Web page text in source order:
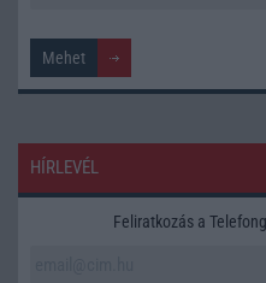
HÍRLEVÉL
Feliratkozás a